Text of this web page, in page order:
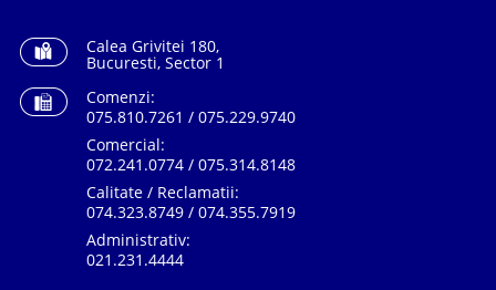
Calea Grivitei 180,
Bucuresti, Sector 1
Comenzi:
075.810.7261 / 075.229.9740
Comercial:
072.241.0774 / 075.314.8148
Calitate / Reclamatii:
074.323.8749 / 074.355.7919
Administrativ:
021.231.4444